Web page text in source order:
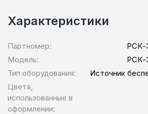
Характеристики
Партномер:
РСК-
Модель:
РСК-
Тип оборудования:
Источник
Цвета,
использованные в
оформлении: